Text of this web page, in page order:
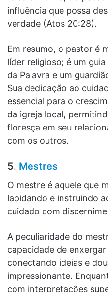
influência que possa
verdade (Atos 20:28).
Em resumo, o pastor é
líder religioso; é um
da Palavra e um
Sua dedicação ao
essencial para o
da igreja local,
floresça em seu
com os outros.
5. Mestres
O mestre é aquele que
lapidando e instruindo
cuidado com
A peculiaridade do
capacidade de
conectando ideias e
impressionante.
com interpretações